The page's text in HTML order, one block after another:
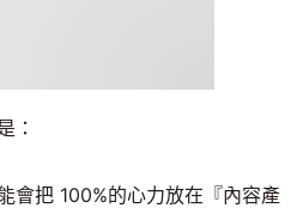
：
會把 100%的心力放在『內容產